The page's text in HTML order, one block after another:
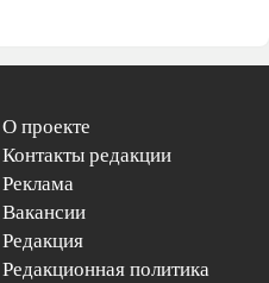
О проекте
Контакты редакции
Реклама
Вакансии
Редакция
Редакционная политика